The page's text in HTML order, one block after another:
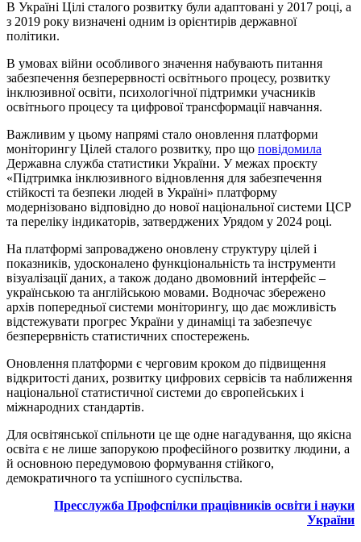
В Україні Цілі сталого розвитку були адаптовані у 2017 році, а
з 2019 року визначені одним із орієнтирів державної
політики.
В умовах війни особливого значення набувають питання
забезпечення безперервності освітнього процесу, розвитку
інклюзивної освіти, психологічної підтримки учасників
освітнього процесу та цифрової трансформації навчання.
Важливим у цьому напрямі стало оновлення платформи
моніторингу Цілей сталого розвитку, про що повідомила
Державна служба статистики України. У межах проєкту
«Підтримка інклюзивного відновлення для забезпечення
стійкості та безпеки людей в Україні» платформу
модернізовано відповідно до нової національної системи ЦСР
та переліку індикаторів, затверджених Урядом у 2024 році.
На платформі запроваджено оновлену структуру цілей і
показників, удосконалено функціональність та інструменти
візуалізації даних, а також додано двомовний інтерфейс –
українською та англійською мовами. Водночас збережено
архів попередньої системи моніторингу, що дає можливість
відстежувати прогрес України у динаміці та забезпечує
безперервність статистичних спостережень.
Оновлення платформи є черговим кроком до підвищення
відкритості даних, розвитку цифрових сервісів та наближення
національної статистичної системи до європейських і
міжнародних стандартів.
Для освітянської спільноти це ще одне нагадування, що якісна
освіта є не лише запорукою професійного розвитку людини, а
й основною передумовою формування стійкого,
демократичного та успішного суспільства.
Пресслужба Профспілки працівників освіти і науки
України